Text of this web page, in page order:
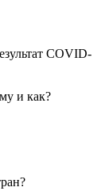
COVID-
и как?